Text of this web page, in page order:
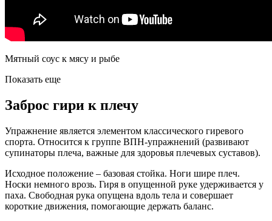
Мятный соус к мясу и рыбе
Показать еще
Заброс гири к плечу
Упражнение является элементом классического гиревого
спорта. Относится к группе ВПН-упражнений (развивают
супинаторы плеча, важные для здоровья плечевых суставов).
Исходное положение – базовая стойка. Ноги шире плеч.
Носки немного врозь. Гиря в опущенной руке удерживается у
паха. Свободная рука опущена вдоль тела и совершает
короткие движения, помогающие держать баланс.